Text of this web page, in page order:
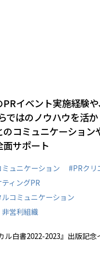
ル白書2022-2023』出版記念
ュニケーション
#PRクリ
ィングPR
コミュニケーション
営利組織
PRイベント実施経験
ではのノウハウを活
のコミュニケーション
面サポート